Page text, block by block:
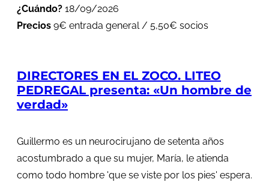
¿Cuándo? 18/09/2026
Precios 9€ entrada general / 5,50€ socios
DIRECTORES EN EL ZOCO. LITEO
PEDREGAL presenta: «Un hombre de
verdad»
Guillermo es un neurocirujano de setenta años
acostumbrado a que su mujer, María, le atienda
como todo hombre 'que se viste por los pies' espera.